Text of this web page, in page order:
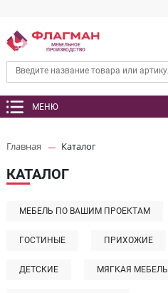
МЕБЕЛЬНОЕ
ПРОИЗВОДСТВО
МЕНЮ
Главная Каталог
КАТАЛОГ
МЕБЕЛЬ ПО ВАШИМ ПРОЕКТАМ
ГОСТИНЫЕ ПРИХОЖИЕ
ДЕТСКИЕ МЯГКАЯ МЕБЕЛЬ